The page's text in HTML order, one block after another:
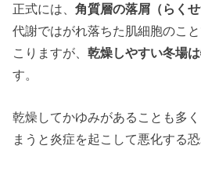
正式には、角質層の落屑（らくせ
代謝ではがれ落ちた肌細胞のこ
こりますが、乾燥しやすい冬場
す。
乾燥してかゆみがあることも多
まうと炎症を起こして悪化する恐